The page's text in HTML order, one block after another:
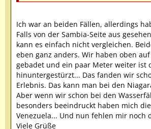
Ich war an beiden Fällen, allerdings
Falls von der Sambia-Seite aus
kann es einfach nicht vergleichen.
eben ganz anders. Wir haben oben
gebadet und ein paar Meter weiter ist
hinuntergestürzt... Das fanden wir
Erlebnis. Das kann man bei den
Aber wenn wir schon bei den
besonders beeindruckt haben mich
Venezuela... Und nun fehlen mir noch
Viele Grüße